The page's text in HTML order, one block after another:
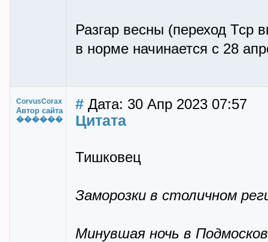
Разгар весны (переход Тср
в норме начинается с 28
CorvusCorax
Автор сайта
������
# Дата: 30 Апр 2023 07:57
Цитата
Тишковец
Заморозки в столичном
Минувшая ночь в